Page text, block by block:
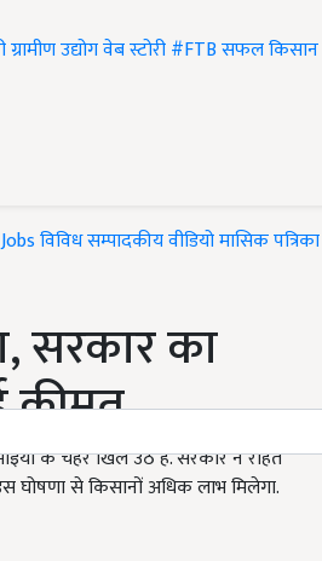
ग्रामीण उद्योगवेब स्टोरी#FTBसफल किसान
Jobsविविधसम्पादकीयवीडियोमासिक पत्रिका
सरकार का
के चेहरे खिल उठे हैं. सरकार ने राहत
घोषणा से किसानों अधिक लाभ मिलेगा.